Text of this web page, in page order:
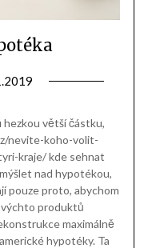
větší částku,
nevite-koho-volit-
kraje/ kde sehnat
nad hypotékou,
pouze proto, abychom
produktů
maximálně
hypotéky. Ta